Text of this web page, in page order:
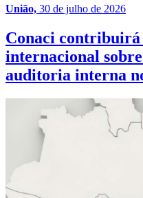
União, 30 de julho de 2026
Conaci
internacional
auditoria interna